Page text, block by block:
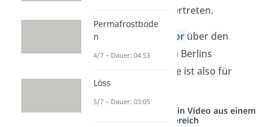
Sehenswürdigkeiten vertreten.
VomBrandenburger Tor über den
Fernsehturmbis hin zu Berlins
bekannter Technoszene ist also für
jeden etwas dabei.
Studyflix vernetzt: Hier ein Video aus einem
anderen Bereich
Permafrostbode
n
4/7 – Dauer: 04:53
Löss
5/7 – Dauer: 03:05